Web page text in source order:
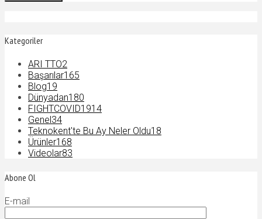
Kategoriler
ARI TTO2
Başarılar165
Blog19
Dünyadan180
FIGHTCOVID1914
Genel 34
Teknokent'te Bu Ay Neler Oldu18
Ürünler168
Videolar83
Abone Ol
E-mail